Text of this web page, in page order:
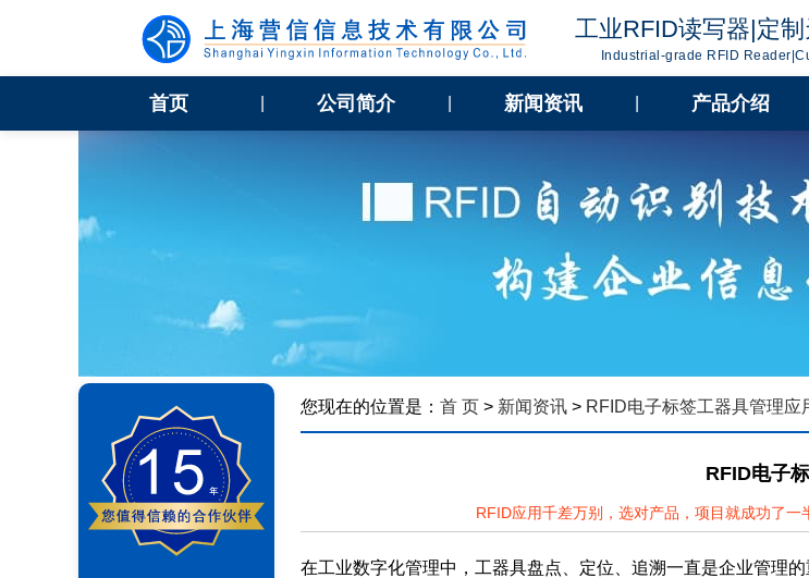
工业RFID读写器|定
Industrial-grade RFID
首页 公司简介 新闻资讯 产品介绍
您现在的位置是： 首 页 > 新闻资讯 > RFID电子标签工器具管理应
RFID电子
RFID应用千差万别，选对产品，项目就成功了一
在工业数字化管理中，工器具盘点、定位、追溯一直是企业管理